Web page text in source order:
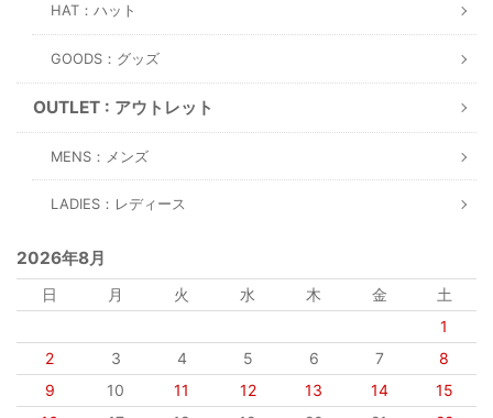
HAT：ハット
GOODS：グッズ
OUTLET : アウトレット
MENS：メンズ
LADIES：レディース
2026年8月
日 月 火 水 木 金
土
1
2
3 4 5 6 7
8
9
10 11 12 13 14
15